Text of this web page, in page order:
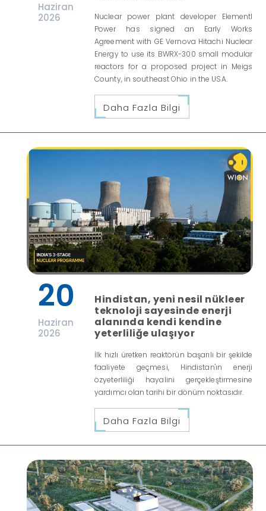
Haziran
2026
Nuclear power plant developer Elementl
Power has signed an Early Works
Agreement with GE Vernova Hitachi Nuclear
Energy to use its BWRX-300 small modular
reactors for a proposed project in Meigs
County, in southeast Ohio in the USA.
Daha Fazla Bilgi
20
Haziran
2026
Hindistan, yeni nesil nükleer
teknoloji sayesinde enerji
alanında kendi kendine
yeterliliğe ulaşıyor
İlk hızlı üretken reaktörün başarılı bir şekilde
faaliyete geçmesi, Hindistan'ın enerji
özyeterliliği hayalini gerçekleştirmesine
yardımcı olan tarihi bir dönüm noktasıdır.
Daha Fazla Bilgi